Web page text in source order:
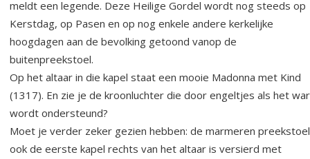
meldt een legende. Deze Heilige Gordel wordt nog steeds op
Kerstdag, op Pasen en op nog enkele andere kerkelijke
hoogdagen aan de bevolking getoond vanop de
buitenpreekstoel.
Op het altaar in die kapel staat een mooie Madonna met Kind
(1317). En zie je de kroonluchter die door engeltjes als het
wordt ondersteund?
Moet je verder zeker gezien hebben: de marmeren
ook de eerste kapel rechts van het altaar is versierd met